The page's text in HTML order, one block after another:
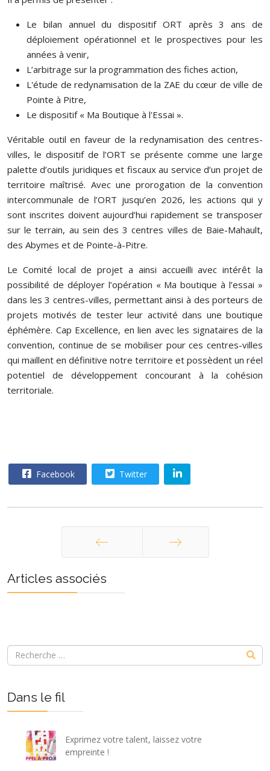
Le bilan annuel du dispositif ORT après 3 ans de
déploiement opérationnel et le prospectives pour les
années à venir,
L’arbitrage sur la programmation des fiches action,
L'étude de redynamisation de la ZAE du cœur de ville de
Pointe à Pitre,
Le dispositif « Ma Boutique à l'Essai ».
Véritable outil en faveur de la redynamisation des centres-
villes, le dispositif de l’ORT se présente comme une large
palette d’outils juridiques et fiscaux au service d’un projet de
territoire maîtrisé. Avec une prorogation de la convention
intercommunale de l’ORT jusqu’en 2026, les actions qui y
sont inscrites doivent aujourd’hui rapidement se transposer
sur le terrain, au sein des 3 centres villes de Baie-Mahault,
des Abymes et de Pointe-à-Pitre.
Le Comité local de projet a ainsi accueilli avec intérêt la
possibilité de déployer l’opération « Ma boutique à l’essai »
dans les 3 centres-villes, permettant ainsi à des porteurs de
projets motivés de tester leur activité dans une boutique
éphémère. Cap Excellence, en lien avec les signataires de la
convention, continue de se mobiliser pour ces centres-villes
qui maillent en définitive notre territoire et possèdent un réel
potentiel de développement concourant à la cohésion
territoriale.
Facebook Twitter
Précédent
Articles associés
Dans le fil
Exprimez votre talent, laissez votre
empreinte !